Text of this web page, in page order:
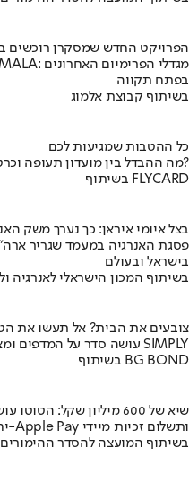
הפרויקט החדש שמסקרן רוכשים
בפתח תקווה
בשיתוף קבוצת אלמוג
כל ההטבות שמגיעות לכם
מה ההבדל בין מועדון תעופה וכרטיס אשראי?
בשיתוף FLYCARD
בצל איומי איראן: כך נערך משק
פסגת האנרגיה במעמד שגריר
בישראל ובעולם
בשיתוף המכון הישראלי לאנרגיה
צובעים את הבית? אל תעשו את
מומחה BG BOND עושה סדר על המדפים ומציג את מותג הצבע SIMPLY
בשיתוף BG BOND
שיא של 600 מיליון שקל: הטוטו עושה מהפיכה
יחסי הימור משופרים, הפקדות ב-Apple Pay ותשלום זכיות מיידי
בשיתוף המועצה להסדר